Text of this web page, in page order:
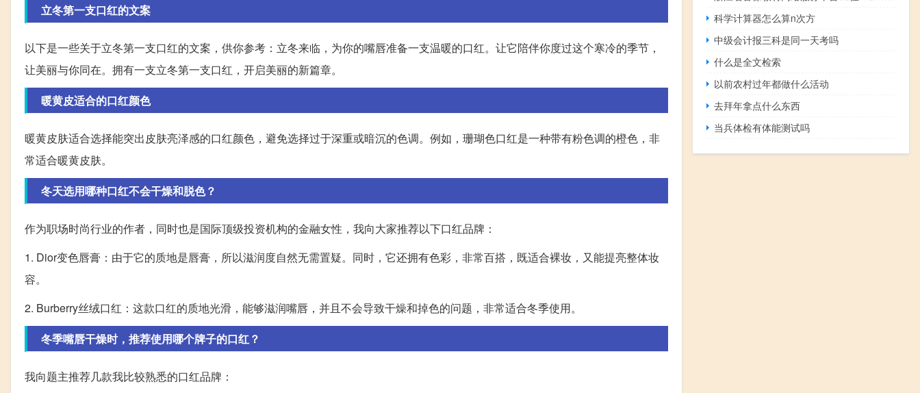
立冬第一支口红的文案
以下是一些关于立冬第一支口红的文案，供你参考：立冬来临，为你的嘴唇准备一支温暖的口红。让它陪伴你度过这个寒冷的季节，
让美丽与你同在。拥有一支立冬第一支口红，开启美丽的新篇章。
暖黄皮适合的口红颜色
暖黄皮肤适合选择能突出皮肤亮泽感的口红颜色，避免选择过于深重或暗沉的色调。例如，珊瑚色口红是一种带有粉色调的橙色，非
常适合暖黄皮肤。
冬天选用哪种口红不会干燥和脱色？
作为职场时尚行业的作者，同时也是国际顶级投资机构的金融女性，我向大家推荐以下口红品牌：
1. Dior变色唇膏：由于它的质地是唇膏，所以滋润度自然无需置疑。同时，它还拥有色彩，非常百搭，既适合裸妆，又能提亮整体妆
容。
2. Burberry丝绒口红：这款口红的质地光滑，能够滋润嘴唇，并且不会导致干燥和掉色的问题，非常适合冬季使用。
冬季嘴唇干燥时，推荐使用哪个牌子的口红？
我向题主推荐几款我比较熟悉的口红品牌：
科学计算器怎么算n次方
中级会计报三科是同一天考吗
什么是全文检索
以前农村过年都做什么活动
去拜年拿点什么东西
当兵体检有体能测试吗